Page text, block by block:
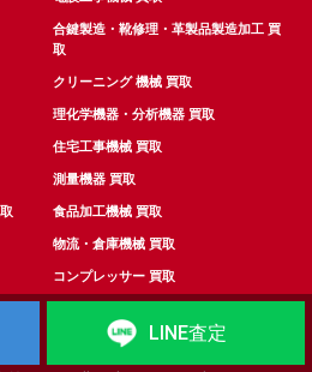
LINE査定
合鍵製造・靴修理・革製品製造加工 買
取
クリーニング 機械 買取
理化学機器・分析機器 買取
住宅工事機械 買取
測量機器 買取
食品加工機械 買取
物流・倉庫機械 買取
コンプレッサー 買取